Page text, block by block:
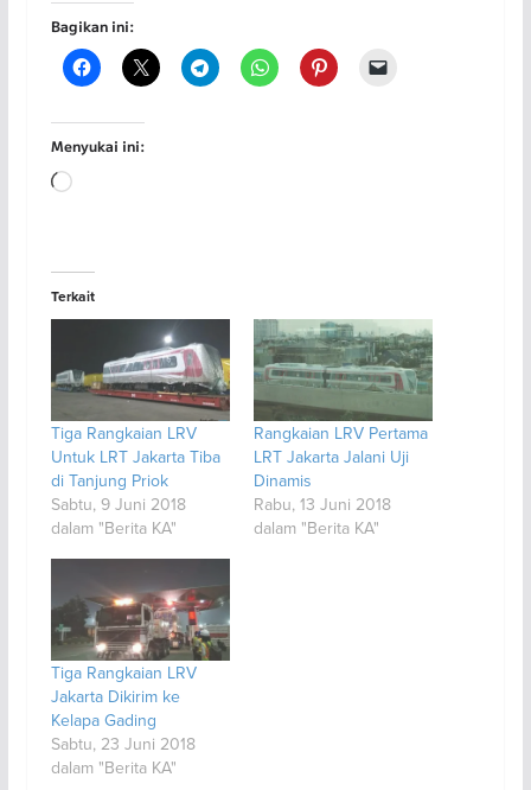
Bagikan ini:
Menyukai ini:
Memuat...
Terkait
Tiga Rangkaian LRV
Untuk LRT Jakarta Tiba
di Tanjung Priok
Sabtu, 9 Juni 2018
dalam "Berita KA"
Rangkaian LRV Pertama
LRT Jakarta Jalani Uji
Dinamis
Rabu, 13 Juni 2018
dalam "Berita KA"
Tiga Rangkaian LRV
Jakarta Dikirim ke
Kelapa Gading
Sabtu, 23 Juni 2018
dalam "Berita KA"